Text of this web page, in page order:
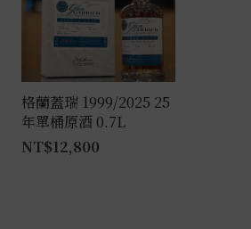
格蘭蓋瑞 1999/2025 25
年單桶原酒 0.7L
NT$12,800